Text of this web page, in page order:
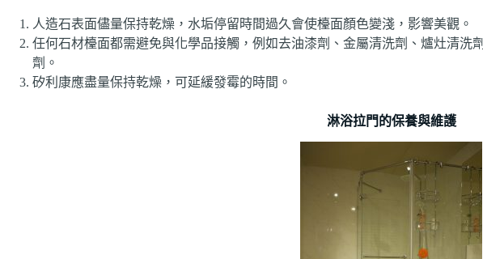
人造石表面儘量保持乾燥，水垢停留時間過久會使檯面顏色變淺，影響美觀。
任何石材檯面都需避免與化學品接觸，例如去油漆劑、金屬清洗劑、爐灶清洗
劑。
矽利康應盡量保持乾燥，可延緩發霉的時間。
淋浴拉門的保養與維護